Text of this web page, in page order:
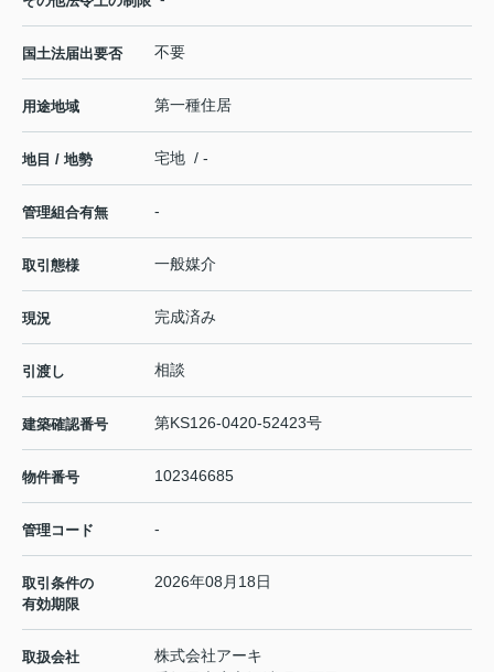
国土法届出要否 不要
用途地域 第一種住居
地目 / 地勢 宅地 / -
管理組合有無 -
取引態様 一般媒介
現況 完成済み
引渡し 相談
建築確認番号 第KS126-0420-52423号
物件番号 102346685
管理コード -
取引条件の
有効期限
2026年08月18日
取扱会社
株式会社アーキ